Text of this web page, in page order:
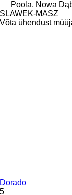
Poola, Nowa
SLAWEK-MASZ
Võta ühendust
Dorado
5